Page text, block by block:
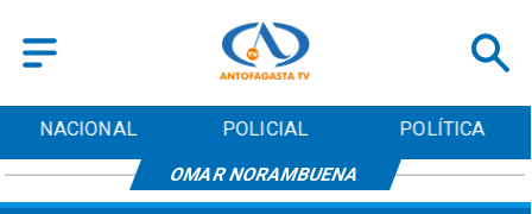
NACIONAL POLICIAL POLÍTICA
OMAR NORAMBUENA